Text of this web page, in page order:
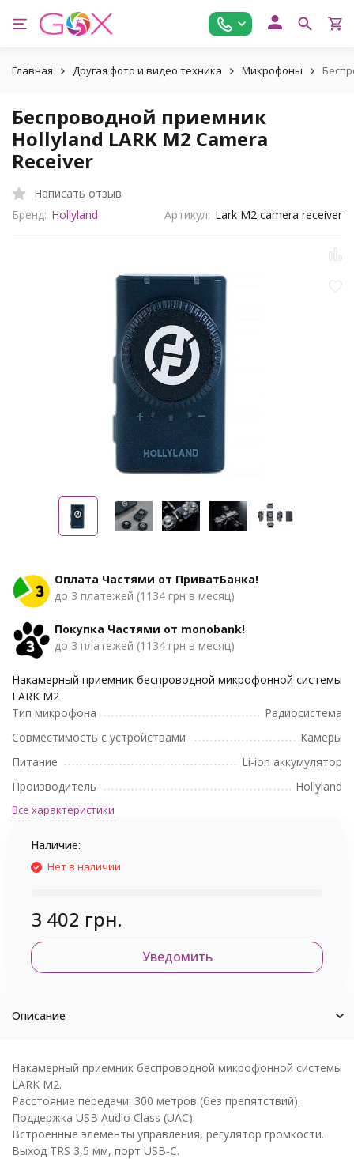
Главная Другая фото и видео техника Микрофоны
Беспроводной приемник
Hollyland LARK M2 Camera
Receiver
Написать отзыв
Бренд: Hollyland Артикул: Lark M2 camera receiver
Оплата Частями от ПриватБанка!
до 3 платежей (1134 грн в месяц)
Покупка Частями от monobank!
до 3 платежей (1134 грн в месяц)
Накамерный приемник беспроводной микрофонной системы
LARK M2
Тип микрофона
Радиосистема
Совместимость с устройствами
Камеры
Питание
Li-ion аккумулятор
Производитель
Hollyland
Все характеристики
Наличие:
Нет в наличии
3 402 грн.
Уведомить
Описание
Накамерный приемник беспроводной микрофонной системы
LARK M2.
Расстояние передачи: 300 метров (без препятствий).
Поддержка USB Audio Class (UAC).
Встроенные элементы управления, регулятор громкости.
Выход TRS 3,5 мм, порт USB-C.